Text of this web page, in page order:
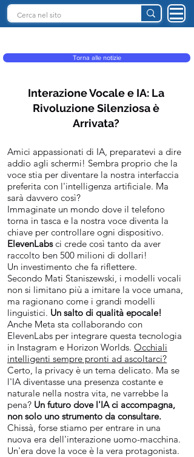
Torna alle notizie
Interazione Vocale e IA: La
Rivoluzione Silenziosa è
Arrivata?
Amici appassionati di IA, preparatevi a dire
addio agli schermi! Sembra proprio che la
voce stia per diventare la nostra interfaccia
preferita con l'intelligenza artificiale. Ma
sarà davvero così?
Immaginate un mondo dove il telefono
torna in tasca e la nostra voce diventa la
chiave per controllare ogni dispositivo.
ElevenLabsci crede così tanto da aver
raccolto ben 500 milioni di dollari!
Un investimento che fa riflettere.
Secondo Mati Staniszewski, i modelli vocali
non si limitano più a imitare la voce umana,
ma ragionano come i grandi modelli
linguistici. Un salto di qualità epocale!
Anche Meta sta collaborando con
ElevenLabs per integrare questa tecnologia
in Instagram e Horizon Worlds. Occhiali
intelligenti sempre pronti ad ascoltarci?
Certo, la privacy è un tema delicato. Ma se
l'IA diventasse una presenza costante e
naturale nella nostra vita, ne varrebbe la
pena? Un futuro dove l'IA ci accompagna,
non solo uno strumento da consultare.
Chissà, forse stiamo per entrare in una
nuova era dell'interazione uomo-macchina.
Un'era dove la voce è la vera protagonista.